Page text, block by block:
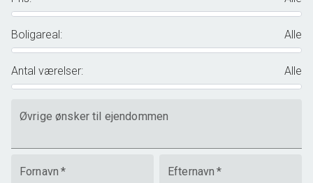
Boligareal : Alle
Antal værelser: Alle
Øvrige ønsker til ejendommen
Fornavn * Efternavn *